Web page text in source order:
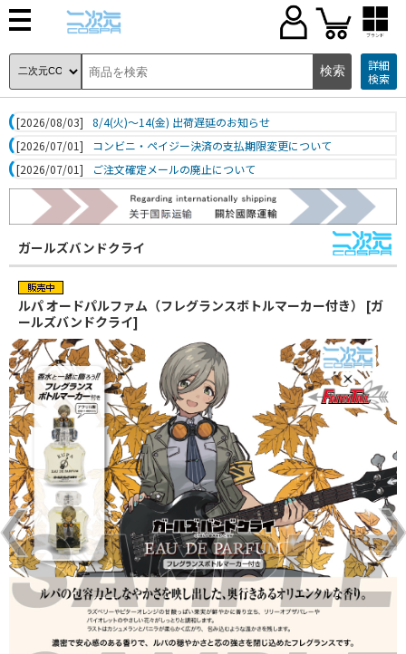
ブランド
詳細
検索
[2026/08/03]
8/4(火)～14(金) 出荷遅延のお知らせ
[2026/07/01]
コンビニ・ペイジー決済の支払期限変更について
[2026/07/01]
ご注文確定メールの廃止について
ガールズバンドクライ
ルパ オードパルファム（フレグランスボトルマーカー付き） [ガ
ールズバンドクライ]